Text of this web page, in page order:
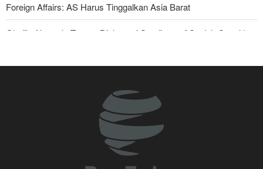
Foreign Affairs: AS Harus Tinggalkan Asia Barat
Ghalibaf kepada Trump: Diplomasi Sandiwara AS telah Gagal !
Araghchi kepada Negara Tetangga: Kini Saatnya Andalkan Diri
Sendiri dan Jalin Persaudaraan Sejati
Joe Kent: Komunitas Intelijen AS Tahu Iran Tidak Buat Nuklir, Tapi
Suara Mereka Dibungkam